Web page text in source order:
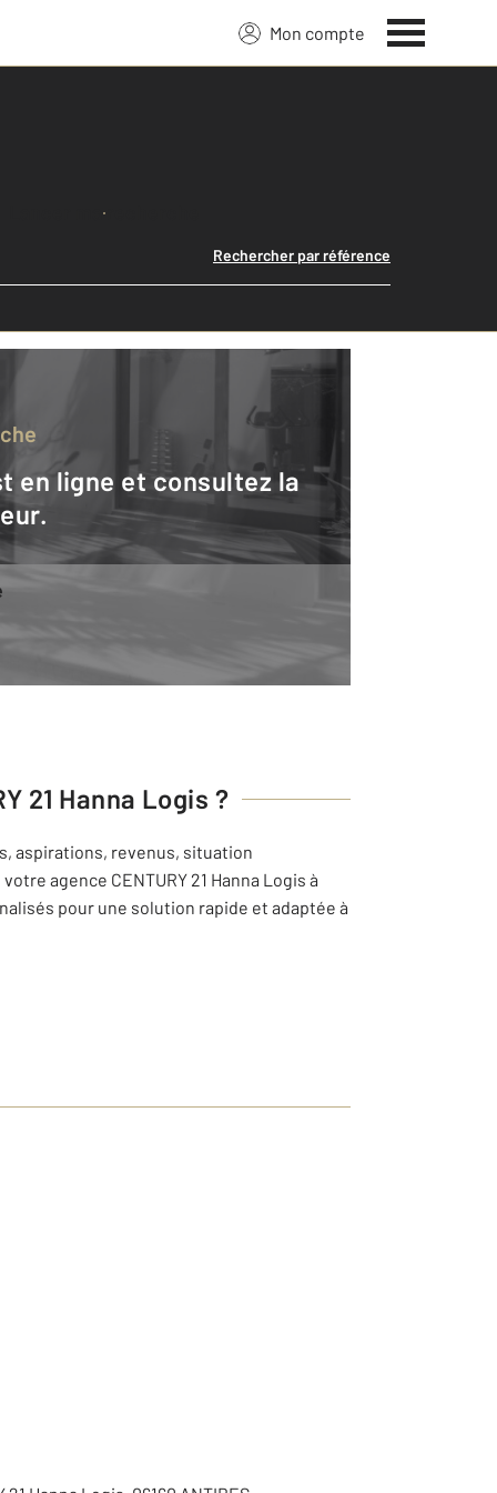
Mon compte
Lancer ma recherche
Rechercher par référence
21 Hanna Logis ?
aspirations, revenus, situation
agence CENTURY 21 Hanna Logis à
pour une solution rapide et adaptée à